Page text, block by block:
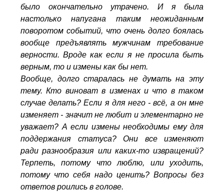
было окончательно утрачено. И я была
настолько напугана таким неожиданным
поворотом событий, что очень долго боялась
вообще предъявлять мужчинам требование
верности. Вроде как если я не просила быть
верным, то и измены как бы нет.
Вообще, долго старалась не думать на эту
тему. Кто виноват в изменах и что в таком
случае делать? Если я для него - всё, а он мне
изменяет - значит не любит и элементарно не
уважает? А если измены необходимы ему для
поддержания статуса? Они все изменяют
ради разнообразия или каких-то извращений?
Терпеть, потому что люблю, или уходить,
потому что себя надо ценить? Вопросы без
ответов роились в голове.